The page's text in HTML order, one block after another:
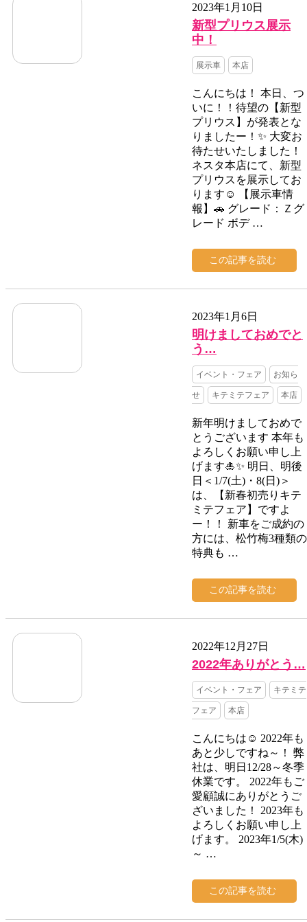
2023年1月10日
新型プリウス展示
中！
展示車 本店
こんにちは！ 本日、つ
いに！！待望の【新型
プリウス】が発表とな
りましたー！✨ 大変お
待たせいたしました！
ネスタ本店にて、新型
プリウスを展示してお
ります☺ 【展示車情
報】🚗 グレード：Ｚグ
レード ボデ …
この記事を読む
2023年1月6日
明けましておめでと
う…
イベント・フェア お知ら
せ キテミテフェア 本店
新年明けましておめで
とうございます 本年も
よろしくお願い申し上
げます🎍✨ 明日、明後
日＜1/7(土)・8(日)＞
は、【新春初売りキテ
ミテフェア】ですよ
ー！！ 新車をご成約の
方には、松竹梅3種類の
特典も …
この記事を読む
2022年12月27日
2022年ありがとう…
イベント・フェア キテミテ
フェア 本店
こんにちは☺ 2022年も
あと少しですね～！ 弊
社は、明日12/28～冬季
休業です。 2022年もご
愛顧誠にありがとうご
ざいました！ 2023年も
よろしくお願い申し上
げます。 2023年1/5(木)
～ …
この記事を読む